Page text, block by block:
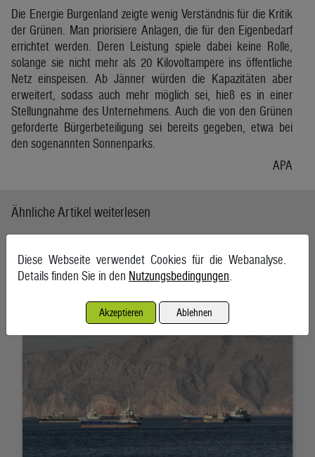
Die Energie Burgenland zeigte wenig Verständnis für die Kritik
der Grünen. Man priorisiere Anlagen, die für den Eigenbedarf
errichtet werden. Deren Leistung spiele dabei keine Rolle,
solange sie nicht mehr als 20 Kilovoltampere ins öffentliche
Netz einspeisen. Ab Jänner würden die Kapazitäten aber
erweitert, sodass auch mehr möglich sei, hieß es in einer
Stellungnahme des Unternehmens. Auch die von den Grünen
geforderte Bürgerbeteiligung sei bereits gegeben, etwa bei
den sogenannten Sonnenparks.
APA
Ähnliche Artikel weiterlesen
7. August 2026, Teheran
Diese Webseite verwendet Cookies für die Webanalyse.
Details finden Sie in den Nutzungsbedingungen
Akzeptieren Ablehnen